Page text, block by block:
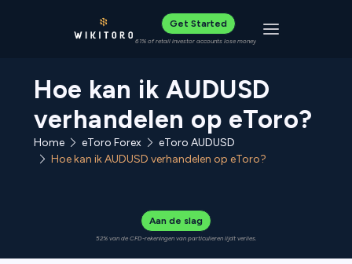
Get Started
61% of retail investor accounts lose money Toggle
Hoe kan ik AUDUSD
verhandelen op eToro?
Home eToro Forex
eToro AUDUSD
Hoe kan ik AUDUSD verhandelen op eToro?
Aan de slag
52% van de CFD-rekeningen van particulieren lijdt verlies.